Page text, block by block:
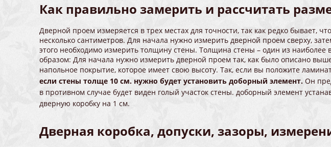
Как правильно замерить и рассчитать
Дверной проем измеряется в трех местах для точности, так как редко бывает,
несколько сантиметров. Для начала нужно измерить дверной проем сверху,
этого необходимо измерить толщину стены. Толщина стены – один из
образом: Для начала нужно измерить дверной проем так, как было описано
напольное покрытие, которое имеет свою высоту. Так, если вы положите
если стены толще 10 см. нужно будет установить доборный элемент. Он
в противном случае будет виден голый участок стены. доборный элемент
дверную коробку на 1 см.
Дверная коробка, допуски, зазоры,